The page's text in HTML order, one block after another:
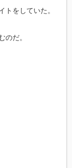
トをしていた。
のだ。